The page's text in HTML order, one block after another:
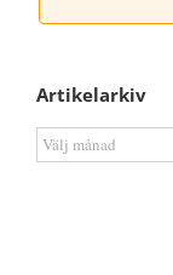
Artikelarkiv
Artikelarkiv